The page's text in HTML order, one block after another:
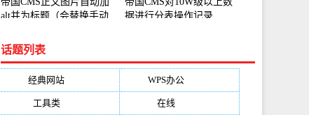
alt并为标题（会替换手动
据进行分表操作记录
话题列表
经典网站 WPS办公(2513)
工具类(1994) 在线(1987)